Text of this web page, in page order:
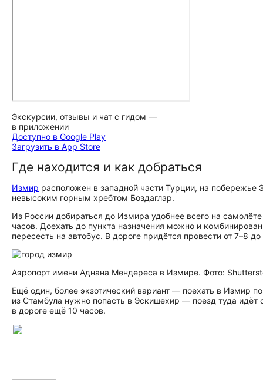
Экскурсии, отзывы и чат с гидом —
в приложении
Доступно в Google Play
Загрузить в App Store
Где находится и как добраться
Измир расположен в западной части Турции, на
невысоким горным хребтом Боздаглар.
Из России добираться до Измира удобнее всего на
часов. Доехать до пункта назначения можно и
пересесть на автобус. В дороге придётся провести от 7–8
Аэропорт имени Аднана Мендереса в Измире. Фото:
Ещё один, более экзотический вариант — поехать в Измир
из Стамбула нужно попасть в Эскишехир — поезд туда
в дороге ещё 10 часов.